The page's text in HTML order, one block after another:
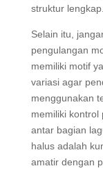
struktur lengkap.
Selain itu,
pengulangan
memiliki motif
variasi agar
menggunakan
memiliki kontrol
antar bagian
halus adalah
amatir dengan